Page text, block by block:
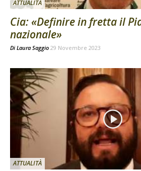
ATTUALITÀ
Cia: «Definire in fretta il
nazionale»
Di Laura Saggio 29 Novembre 2023
ATTUALITÀ